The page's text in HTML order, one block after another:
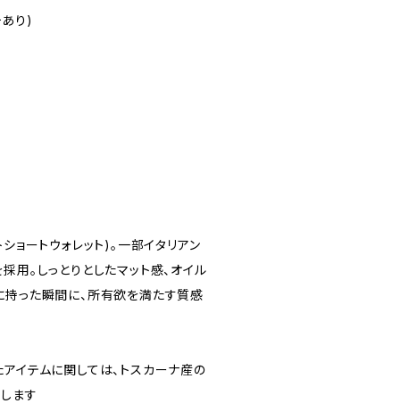
り)
ョートウォレット)。一部イタリアン
用。しっとりとしたマット感、オイル
持った瞬間に、所有欲を満たす質感
イテムに関しては、トスカーナ産の
ます